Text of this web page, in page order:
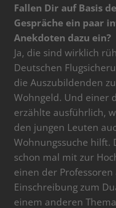
Fallen Dir auf Basis
Gespräche ein paar
Anekdoten dazu ein?
Ja, die sind wirklich
Deutschen
die Auszubildenden
Wohngeld. Und einer
erzählte ausführlich,
den jungen Leuten
Wohnungssuche hilft.
schon mal mit zur
einen der
Einschreibung zum
einem anderen